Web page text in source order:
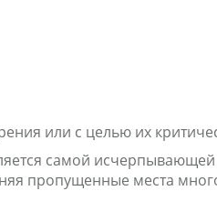
или с целью их
самой
пропущенные места